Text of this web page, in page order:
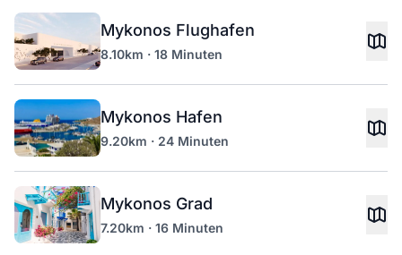
Mykonos Flughafen
8.10km · 18 Minuten
Mykonos Hafen
9.20km · 24 Minuten
Mykonos Grad
7.20km · 16 Minuten